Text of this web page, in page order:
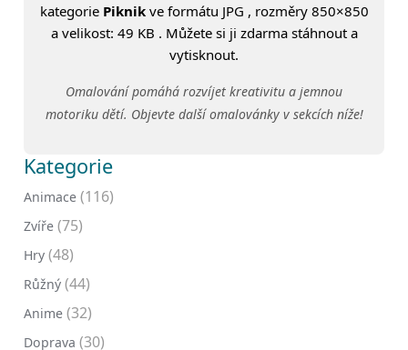
kategorie Piknikve formátu JPG , rozměry 850×850
a velikost: 49 KB . Můžete si ji zdarma stáhnout a
vytisknout.
Omalování pomáhá rozvíjet kreativitu a jemnou
motoriku dětí. Objevte další omalovánky v sekcích níže!
Kategorie
Animace (116)
Zvíře (75)
Hry (48)
Růžný (44)
Anime (32)
Doprava (30)